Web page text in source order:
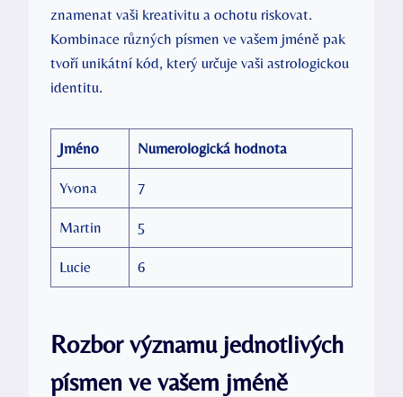
znamenat vaši kreativitu a ochotu riskovat.
Kombinace různých písmen ve vašem jméně pak
tvoří unikátní kód, který určuje vaši astrologickou
identitu.
Jméno Numerologická hodnota
Yvona 7
Martin 5
Lucie 6
Rozbor významu jednotlivých
písmen ve vašem jméně